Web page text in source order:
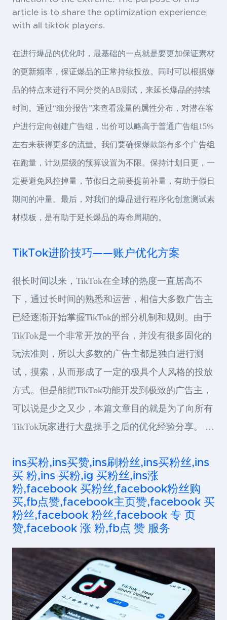
article is to share the optimization experience
with all tiktok players.
在进行爆品的优化时，最基础的一点就是要更加保证素材
的更新频率，保证爆品的正常持续投放。同时可以根据爆
品的特点来进行不同分类的AB测试，来延长爆品的持续
时间。通过“细分报告”来查看流量的属性分布，对潜在客
户进行定向创建广告组，出价可以略高于普通广告组15%
左右来获得更多的流量。我们要确保爆款能有多个广告组
在跑量，计划层级的预算设置为不限。保持计划日更，一
定要避免风控掉量，节假日之前要提前补量，有助于假日
期间的冲量。最后，对我们的爆品进行程序化创意测试素
材模板，是有助于延长爆品的寿命周期的。
TikTok进阶技巧——账户优化方案
很长时间以来，TikTok在全球的热度一直居高不
下，通过长时间的熟悉和运营，相信大多数广告主
已经逐渐开始掌握TikTok的部分机制和规则。由于
TikTok是一个非常开放的平台，并没有很多固化的
玩法准则，所以大多数的广告主都是独自进行测
试，摸索，从而形成了一定的极具个人风格的投放
方式。但是能把TikTok功能开发到极致的广告主，
可以说是少之又少，本篇文章目的就是为了向所有
TikTok玩家进行大盘操手之后的优化经验分享。 …
ins买粉,ins买赞,ins刷粉丝,ins买粉丝,ins
买 粉,ins 买粉,ig 买粉丝,ins涨
粉,facebook 买粉丝,facebook粉丝购
买,fb点赞,facebook主页赞,facebook 买
粉丝,facebook 粉丝,facebook 专 页
赞,facebook 涨 粉,fb点 赞 服务